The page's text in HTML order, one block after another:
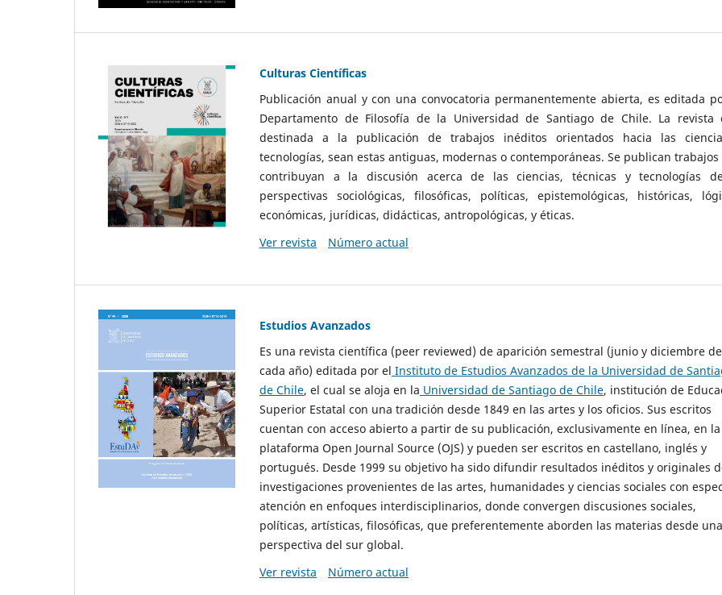
Culturas Científicas
Publicación anual y con una convocatoria permanentemente abierta, es editada
Departamento de Filosofía de la Universidad de Santiago de Chile. La revista
destinada a la publicación de trabajos inéditos orientados hacia las
tecnologías, sean estas antiguas, modernas o contemporáneas. Se publican
contribuyan a la discusión acerca de las ciencias, técnicas y tecnologías
perspectivas sociológicas, filosóficas, políticas, epistemológicas, históricas,
económicas, jurídicas, didácticas, antropológicas, y éticas.
Ver revista
Número actual
Estudios Avanzados
Es una revista científica (peer reviewed) de aparición semestral (junio y diciembre de
cada año) editada por el Instituto de Estudios Avanzados de la Universidad de
de Chile, el cual se aloja en la Universidad de Santiago de Chile, institución de
Superior Estatal con una tradición desde 1849 en las artes y los oficios. Sus escritos
cuentan con acceso abierto a partir de su publicación, exclusivamente en línea, en la
plataforma Open Journal Source (OJS) y pueden ser escritos en castellano, inglés y
portugués. Desde 1999 su objetivo ha sido difundir resultados inéditos y originales
investigaciones provenientes de las artes, humanidades y ciencias sociales con
atención en enfoques interdisciplinarios, donde convergen discusiones sociales,
políticas, artísticas, filosóficas, que preferentemente aborden las materias desde una
perspectiva del sur global.
Ver revista
Número actual